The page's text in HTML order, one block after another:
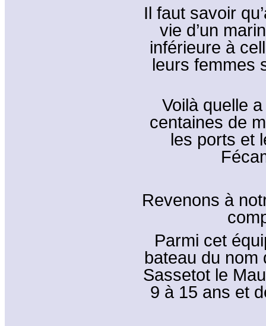
Il faut savoir
vie d’un
inférieure à
leurs femmes
Voilà quelle
centaines de
les ports et
Revenons à
Parmi cet
bateau du nom
Sassetot le
9 à 15 ans et